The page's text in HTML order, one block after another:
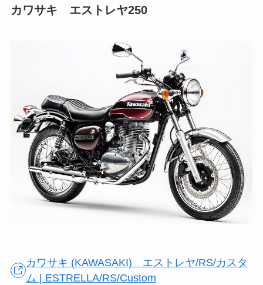
カワサキ エストレヤ250
カワサキ (KAWASAKI) エストレヤ/RS/カスタ
ム | ESTRELLA/RS/Custom